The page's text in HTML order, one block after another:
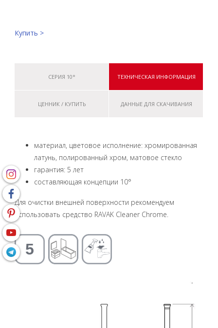
Купить >
СЕРИЯ 10° ТЕХНИЧЕСКАЯ ИНФОРМАЦИЯ
ЦЕННИК / КУПИТЬ ДАННЫЕ ДЛЯ СКАЧИВАНИЯ
материал, цветовое исполнение: хромированная
латунь, полированный хром, матовое стекло
гарантия: 5 лет
составляющая концепции 10°
Для очистки внешней поверхности рекомендуем
использовать средство RAVAK Cleaner Chrome.